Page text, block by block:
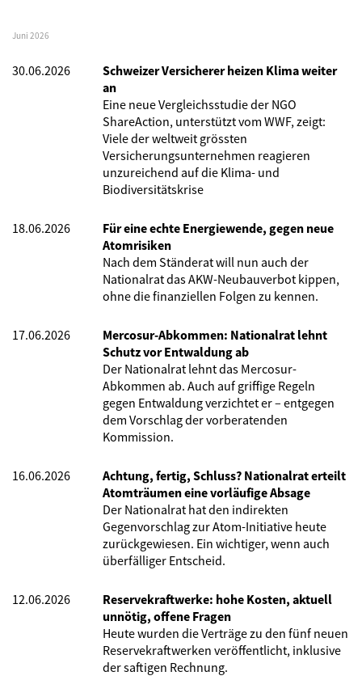
Juni 2026
30.06.2026
Schweizer Versicherer heizen Klima weiter
an
Eine neue Vergleichsstudie der NGO
ShareAction, unterstützt vom WWF, zeigt:
Viele der weltweit grössten
Versicherungsunternehmen reagieren
unzureichend auf die Klima- und
Biodiversitätskrise
18.06.2026
Für eine echte Energiewende, gegen neue
Atomrisiken
Nach dem Ständerat will nun auch der
Nationalrat das AKW-Neubauverbot kippen,
ohne die finanziellen Folgen zu kennen.
17.06.2026
Mercosur-Abkommen: Nationalrat lehnt
Schutz vor Entwaldung ab
Der Nationalrat lehnt das Mercosur-
Abkommen ab. Auch auf griffige Regeln
gegen Entwaldung verzichtet er – entgegen
dem Vorschlag der vorberatenden
Kommission.
16.06.2026
Achtung, fertig, Schluss? Nationalrat erteilt
Atomträumen eine vorläufige Absage
Der Nationalrat hat den indirekten
Gegenvorschlag zur Atom-Initiative heute
zurückgewiesen. Ein wichtiger, wenn auch
überfälliger Entscheid.
12.06.2026
Reservekraftwerke: hohe Kosten, aktuell
unnötig, offene Fragen
Heute wurden die Verträge zu den fünf neuen
Reservekraftwerken veröffentlicht, inklusive
der saftigen Rechnung.